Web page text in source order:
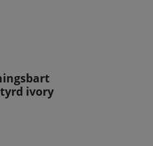
ivory